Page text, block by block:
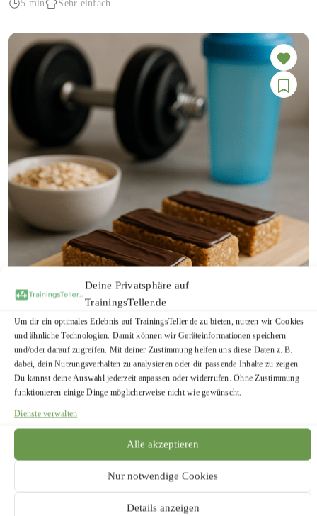
Deine Privatsphäre auf
TrainingsTeller.de
Um dir ein optimales Erlebnis auf TrainingsTeller.de zu bieten, nutzen wir Cookies
und ähnliche Technologien. Damit können wir Geräteinformationen speichern
und/oder darauf zugreifen. Mit deiner Zustimmung helfen uns diese Daten z. B.
dabei, dein Nutzungsverhalten zu analysieren oder dir passende Inhalte zu zeigen.
Du kannst deine Auswahl jederzeit anpassen oder widerrufen. Ohne Zustimmung
funktionieren einige Dinge möglicherweise nicht wie gewünscht.
Dienste verwalten
Alle akzeptieren
Nur notwendige Cookies
Details anzeigen
5 min Sehr einfach
Snacks
No-Bake Proteinriegel mit Haferflocken &
Erdnussbutter